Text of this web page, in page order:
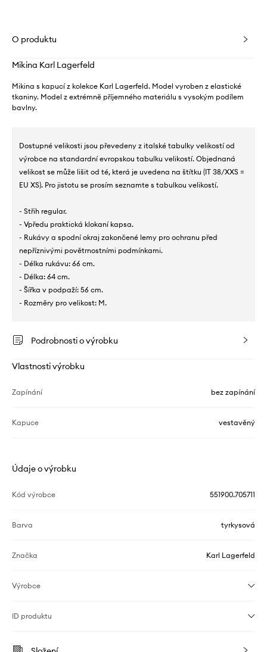
O produktu
Mikina Karl Lagerfeld
Mikina s kapucí z kolekce Karl Lagerfeld. Model vyroben z elastické
tkaniny. Model z extrémně příjemného materiálu s vysokým podílem
bavlny.
Dostupné velikosti jsou převedeny z italské tabulky velikostí od
výrobce na standardní evropskou tabulku velikostí. Objednaná
velikost se může lišit od té, která je uvedena na štítku (IT 38/XXS =
EU XS). Pro jistotu se prosím seznamte s tabulkou velikostí.
- Střih regular.
- Vpředu praktická klokaní kapsa.
- Rukávy a spodní okraj zakončené lemy pro ochranu před
nepříznivými povětrnostními podmínkami.
- Délka rukávu: 66 cm.
- Délka: 64 cm.
- Šířka v podpaží: 56 cm.
- Rozměry pro velikost: M.
Podrobnosti o výrobku
Vlastnosti výrobku
Zapínání bez zapínání
Kapuce vestavěný
Údaje o výrobku
Kód výrobce 551900.705711
Barva tyrkysová
Značka Karl Lagerfeld
Výrobce
ID produktu